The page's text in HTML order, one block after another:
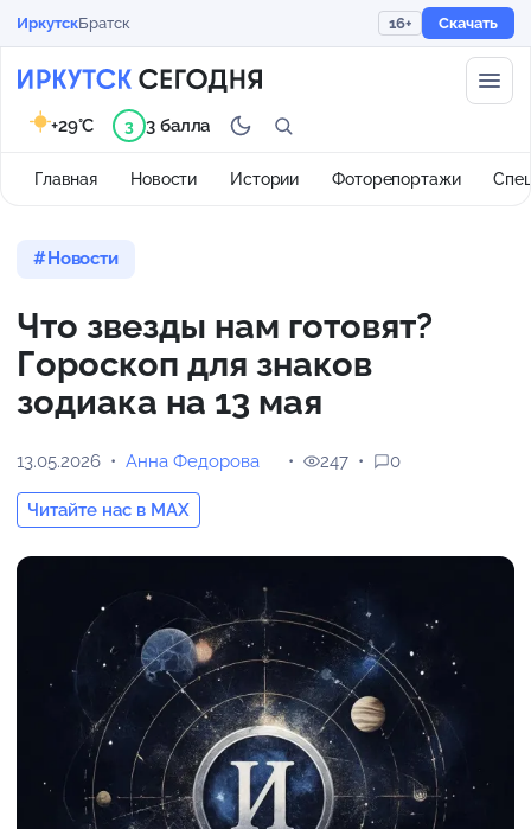
ИркутскБратск 16+ Скачать
Главная Новости Истории Фоторепортажи
+29°C 3 3 балла
Новости
Что звезды нам готовят?
Гороскоп для знаков
зодиака на 13 мая
13.05.2026 Анна Федорова
Читайте нас в MAX
247 0